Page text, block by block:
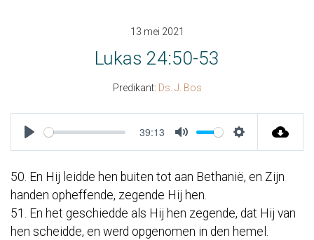
13 mei 2021
Lukas 24:50-53
Predikant: Ds. J. Bos
Play
39:13
Mute Settings
50. En Hij leidde hen buiten tot aan Bethanië, en Zijn
handen opheffende, zegende Hij hen.
51. En het geschiedde als Hij hen zegende, dat Hij van
hen scheidde, en werd opgenomen in den hemel.